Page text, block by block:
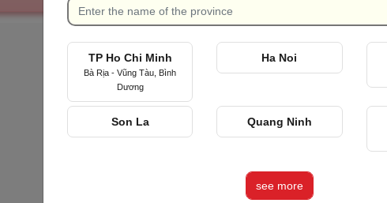
TP Ho Chi Minh
Bà Rịa - Vũng Tàu, Bình
Dương
Ha Noi
Son La Quang Ninh
see more